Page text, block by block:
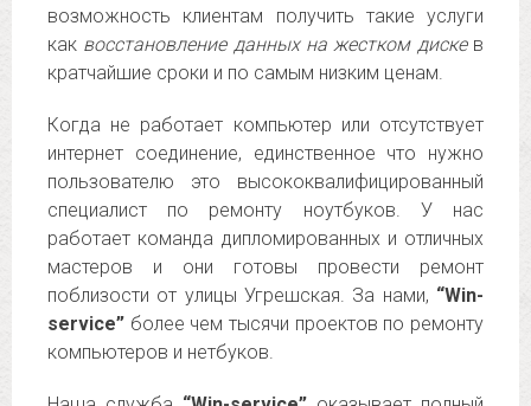
возможность клиентам получить такие услуги
как восстановление данных на жестком дискев
кратчайшие сроки и по самым низким ценам.
Когда не работает компьютер или отсутствует
интернет соединение, единственное что нужно
пользователю это высококвалифицированный
специалист по ремонту ноутбуков. У нас
работает команда дипломированных и отличных
мастеров и они готовы провести ремонт
поблизости от улицы Угрешская. За нами, “Win-
service” более чем тысячи проектов по ремонту
компьютеров и нетбуков.